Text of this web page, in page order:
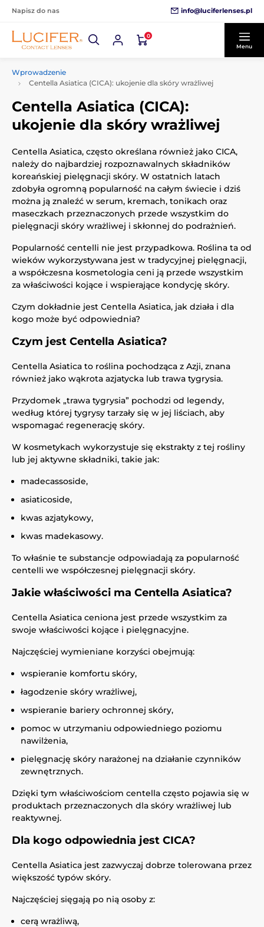
Napisz do nas info@luciferlenses.pl
0
Menu
Wprowadzenie
Centella Asiatica (CICA): ukojenie dla skóry wrażliwej
Centella Asiatica (CICA):
ukojenie dla skóry wrażliwej
Centella Asiatica, często określana również jako CICA,
należy do najbardziej rozpoznawalnych składników
koreańskiej pielęgnacji skóry. W ostatnich latach
zdobyła ogromną popularność na całym świecie i dziś
można ją znaleźć w serum, kremach, tonikach oraz
maseczkach przeznaczonych przede wszystkim do
pielęgnacji skóry wrażliwej i skłonnej do podrażnień.
Popularność centelli nie jest przypadkowa. Roślina ta od
wieków wykorzystywana jest w tradycyjnej pielęgnacji,
a współczesna kosmetologia ceni ją przede wszystkim
za właściwości kojące i wspierające kondycję skóry.
Czym dokładnie jest Centella Asiatica, jak działa i dla
kogo może być odpowiednia?
Czym jest Centella Asiatica?
Centella Asiatica to roślina pochodząca z Azji, znana
również jako wąkrota azjatycka lub trawa tygrysia.
Przydomek „trawa tygrysia” pochodzi od legendy,
według której tygrysy tarzały się w jej liściach, aby
wspomagać regenerację skóry.
W kosmetykach wykorzystuje się ekstrakty z tej rośliny
lub jej aktywne składniki, takie jak:
madecassoside,
asiaticoside,
kwas azjatykowy,
kwas madekasowy.
To właśnie te substancje odpowiadają za popularność
centelli we współczesnej pielęgnacji skóry.
Jakie właściwości ma Centella Asiatica?
Centella Asiatica ceniona jest przede wszystkim za
swoje właściwości kojące i pielęgnacyjne.
Najczęściej wymieniane korzyści obejmują:
wspieranie komfortu skóry,
łagodzenie skóry wrażliwej,
wspieranie bariery ochronnej skóry,
pomoc w utrzymaniu odpowiedniego poziomu
nawilżenia,
pielęgnację skóry narażonej na działanie czynników
zewnętrznych.
Dzięki tym właściwościom centella często pojawia się w
produktach przeznaczonych dla skóry wrażliwej lub
reaktywnej.
Dla kogo odpowiednia jest CICA?
Centella Asiatica jest zazwyczaj dobrze tolerowana przez
większość typów skóry.
Najczęściej sięgają po nią osoby z:
cerą wrażliwą,